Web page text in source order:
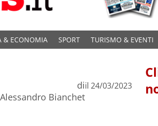
& ECONOMIA SPORT TURISMO & EVENTI
di
Alessandro Bianchet
il 24/03/2023